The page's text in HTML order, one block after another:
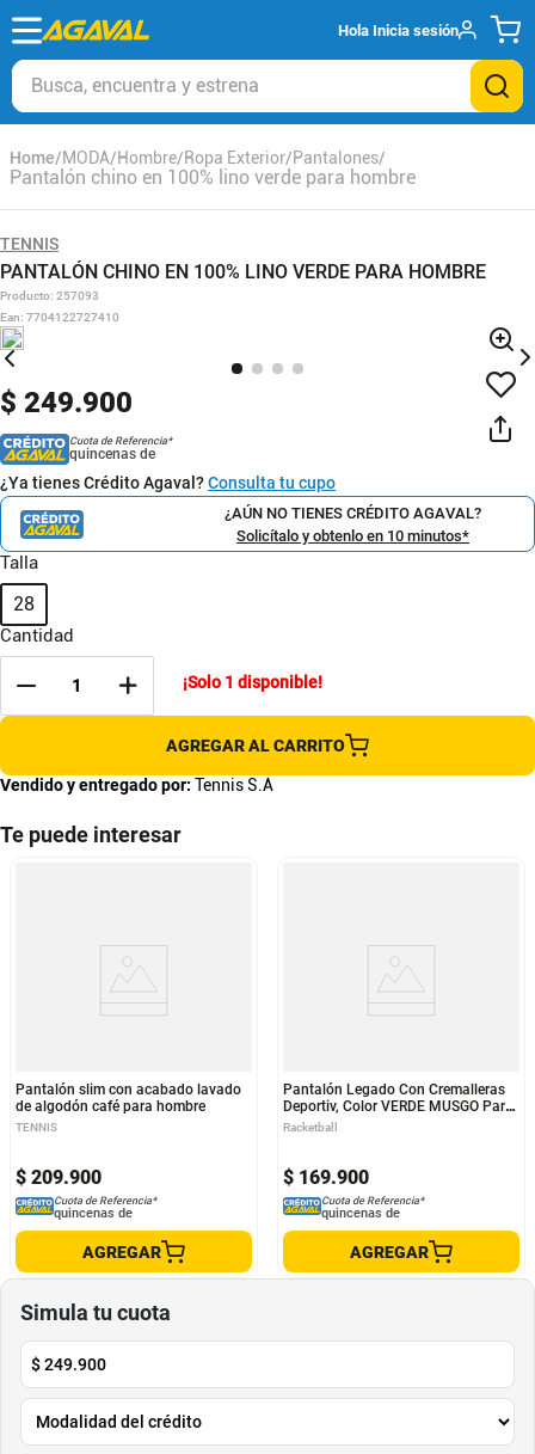
Hola Inicia sesión
Busca, encuentra y estrena
MODA Hombre Ropa Exterior Pantalones
Pantalón chino en 100% lino verde para hombre
TENNIS
PANTALÓN CHINO EN 100% LINO VERDE PARA HOMBRE
Producto: 257093
Ean: 7704122727410
$ 249.900
Cuota de Referencia*
quincenas de
¿Ya tienes Crédito Agaval?Consulta tu cupo
¿AÚN NO TIENES CRÉDITO AGAVAL?
Solicítalo y obtenlo en 10 minutos*
Talla
28
Cantidad
¡Solo 1 disponible!
AGREGAR AL CARRITO
Vendido y entregado por: Tennis S.A
Te puede interesar
Pantalón slim con acabado lavado
de algodón café para hombre
TENNIS
$ 209.900
Cuota de Referencia*
quincenas de
AGREGAR
Pantalón Legado Con Cremalleras
Deportiv, Color VERDE MUSGO Para
Hombre
Racketball
$ 169.900
Cuota de Referencia*
quincenas de
AGREGAR
Simula tu cuota
$249.900